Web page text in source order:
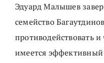
Эдуард Малышев
семейство
противодействовать
имеется эффективный